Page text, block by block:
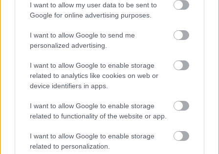
I want to allow my user data to be sent to
Google for online advertising purposes.
I want to allow Google to send me
personalized advertising.
I want to allow Google to enable storage
related to analytics like cookies on web or
device identifiers in apps.
I want to allow Google to enable storage
related to functionality of the website or app.
I want to allow Google to enable storage
related to personalization.
KONTAKT
REDAKCJA
REKLAMA